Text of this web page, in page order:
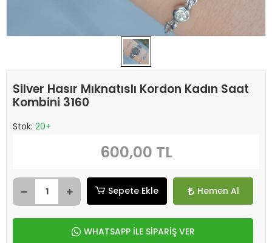
Silver Hasır Mıknatıslı Kordon Kadın Saat
Kombini 3160
Stok: 20+
600,00 TL
Sepete Ekle Hemen Al
WHATSAPP İLE SİPARİŞ VER